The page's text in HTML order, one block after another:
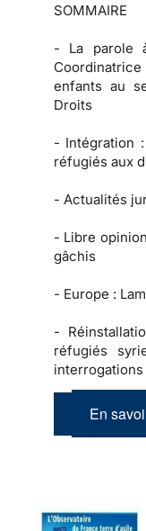
SOMMAIRE
- La parole
enfants au
Droits
- Intégration :
réfugiés aux
- Actualités
- Libre opinion
gâchis
- Europe :
-
réfugiés
interrogations
En